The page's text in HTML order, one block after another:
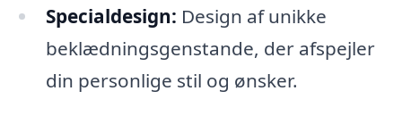
Specialdesign: Design af unikke
beklædningsgenstande, der afspejler
din personlige stil og ønsker.